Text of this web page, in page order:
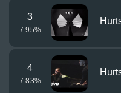
3
7.95%
4
7.83%